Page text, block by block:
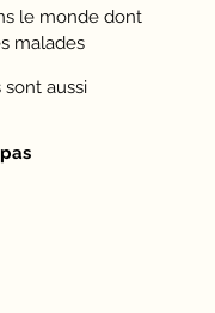
le monde dont
malades
aussi
pas